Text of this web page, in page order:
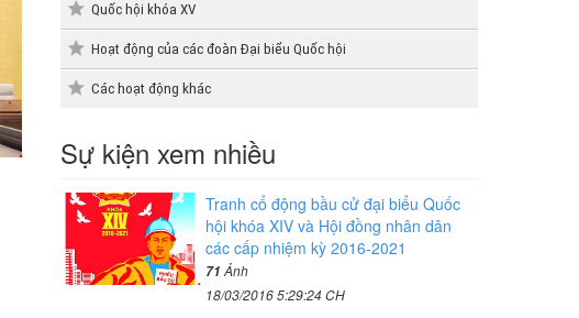
Quốc hội khóa XV
Hoạt động của các đoàn Đại biểu Quốc hội
Các hoạt động khác
Sự kiện xem nhiều
Tranh cổ động bầu cử đại biểu Quốc
hội khóa XIV và Hội đồng nhân dân
các cấp nhiệm kỳ 2016-2021
71 Ảnh
18/03/2016 5:29:24 CH